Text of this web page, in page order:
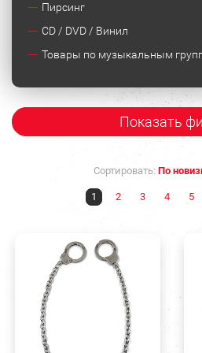
Пирсинг
CD / DVD / Винил
Товары по музыкальным
Показать
Сортировать: По
1 2 3 4 5